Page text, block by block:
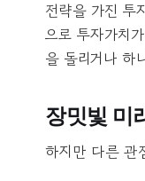
전략을 가진 투
으로 투자가치
을 돌리거나 하
장밋빛 미
하지만 다른 관